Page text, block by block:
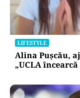
LIFESTYLE
Alina Pușcău,
„UCLA